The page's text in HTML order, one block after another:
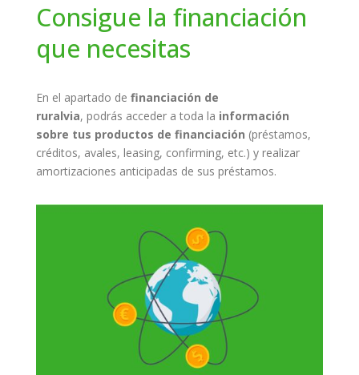
Consigue la financiación
que necesitas
En el apartado de financiación de
ruralvia, podrás acceder a toda la información
sobre tus productos de financiación (préstamos,
créditos, avales, leasing, confirming, etc.) y realizar
amortizaciones anticipadas de sus préstamos.